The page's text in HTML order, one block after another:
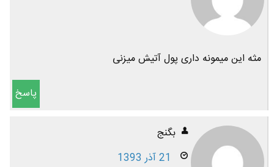
مثه این میمونه داری پول آتیش میزنی
پاسخ
بگنج
21 آذر 1393